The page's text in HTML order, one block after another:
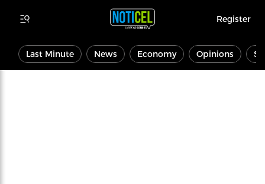
Register
Last Minute News Economy Opinions